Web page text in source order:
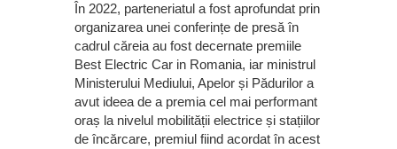
În 2022, parteneriatul a fost aprofundat prin
organizarea unei conferințe de presă în
cadrul căreia au fost decernate premiile
Best Electric Car in Romania, iar ministrul
Ministerului Mediului, Apelor și Pădurilor a
avut ideea de a premia cel mai performant
oraș la nivelul mobilității electrice și stațiilor
de încărcare, premiul fiind acordat în acest